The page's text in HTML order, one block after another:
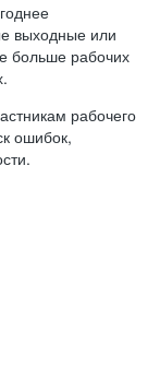
выходные или
больше рабочих
рабочего
ошибок,